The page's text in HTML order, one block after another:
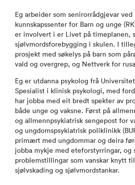
Eg arbeider som senirorrådgjevar
kunnskapssenter for Barn og unge
er involvert i er Livet på timeplanen,
sjølvmordsforebygging i skulen. I
prosjekt med søkelys på barn som
vald og overgrep, og Nettverk for
Eg er utdanna psykolog frå
Spesialist i klinisk psykologi, med
har jobba med eit bredt spekter av
både unge og vaksne. Først på
og allmennpsykiatrisk sengepost for
og ungdomspsykiatrisk poliklinikk
primært med ungdommar og deira
jobba mykje med eteforstyrringar, og
problemstillingar som vanskar knytt
sjølvskading og sjølvmordstankar.